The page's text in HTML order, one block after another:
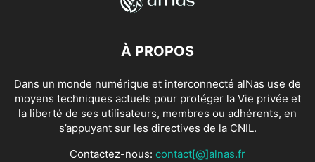
À PROPOS
Dans un monde numérique et interconnecté alNas use de
moyens techniques actuels pour protéger la Vie privée et
la liberté de ses utilisateurs, membres ou adhérents, en
s’appuyant sur les directives de la CNIL.
Contactez-nous: contact[@]alnas.fr